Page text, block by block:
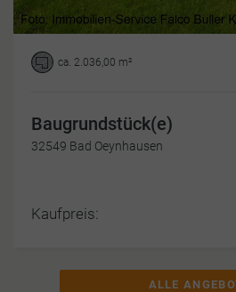
ca. 2.036,00 m²
Baugrundstück(e)
32549 Bad Oeynhausen
Kaufpreis:
ALLE